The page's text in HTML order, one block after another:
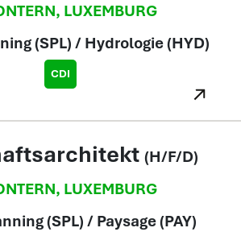
, LUXEMBURG
(SPL) / Hydrologie (HYD)
CDI
(H/F/D)
, LUXEMBURG
(SPL) / Paysage (PAY)